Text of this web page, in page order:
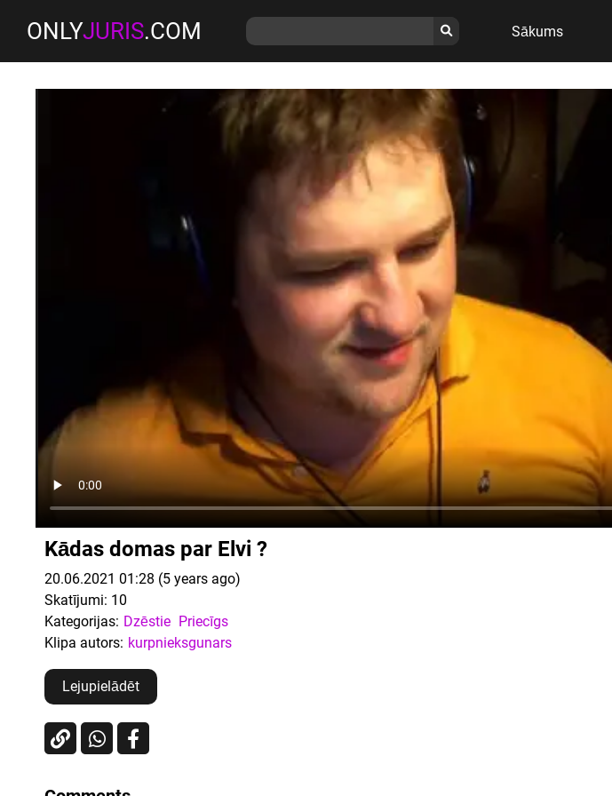
ONLYJURIS.COM Sākums
Kādas domas par Elvi ?
20.06.2021 01:28 (5 years ago)
Skatījumi: 10
Kategorijas: Dzēstie Priecīgs
Klipa autors: kurpnieksgunars
Lejupielādēt